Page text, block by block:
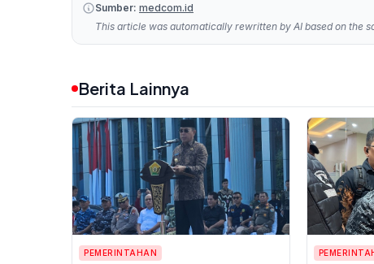
Sumber: medcom.id
This article was automatically rewritten by AI based on the
Berita Lainnya
PEMERINTAHAN